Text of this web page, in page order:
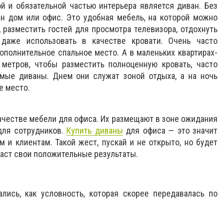
и обязательной частью интерьера является диван. Без
дом или офис. Это удобная мебель, на которой можно
гостей для просмотра телевизора, отдохнуть
использовать в качестве кровати. Очень часто
спальное место. А в маленьких квартирах-
чтобы разместить полноценную кровать, часто
диваны. Днем они служат зоной отдыха, а на ночь
место.
мебели для офиса. Их размещают в зоне ожидания
сотрудников. Купить диваны для офиса — это значит
и клиентам. Такой жест, пускай и не открыто, но будет
свои положительные результаты.
как условность, которая скорее передавалась по